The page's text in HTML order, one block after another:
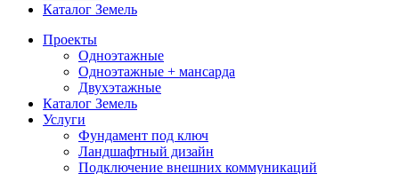
Каталог Земель
Проекты
Одноэтажные
Одноэтажные + мансарда
Двухэтажные
Каталог Земель
Услуги
Фундамент под ключ
Ландшафтный дизайн
Подключение внешних коммуникаций